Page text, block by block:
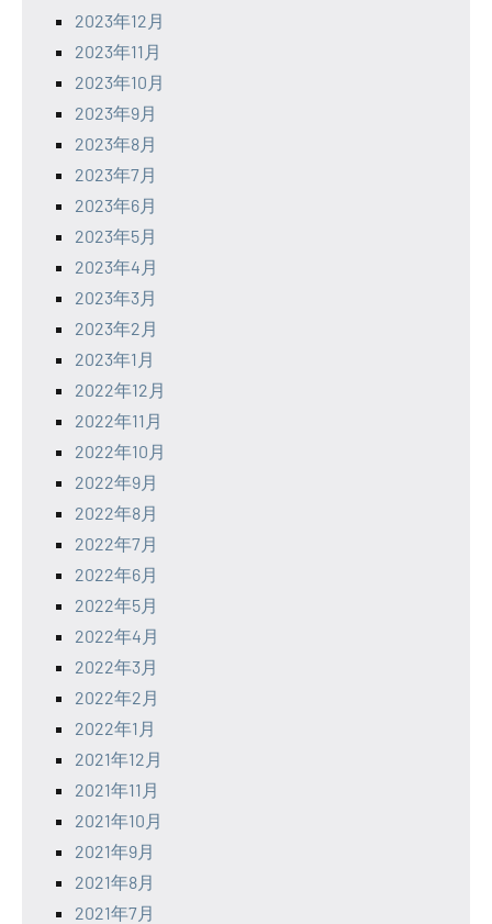
2023年12月
2023年11月
2023年10月
2023年9月
2023年8月
2023年7月
2023年6月
2023年5月
2023年4月
2023年3月
2023年2月
2023年1月
2022年12月
2022年11月
2022年10月
2022年9月
2022年8月
2022年7月
2022年6月
2022年5月
2022年4月
2022年3月
2022年2月
2022年1月
2021年12月
2021年11月
2021年10月
2021年9月
2021年8月
2021年7月